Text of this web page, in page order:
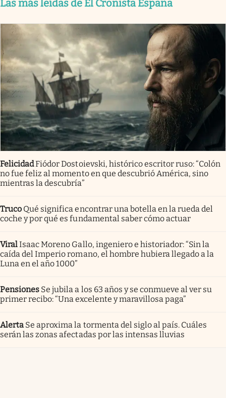
Las más leídas de El Cronista España
FelicidadFiódor Dostoievski, histórico escritor ruso: “Colón
no fue feliz al momento en que descubrió América, sino
mientras la descubría”
Truco Qué significa encontrar una botella en la rueda del
coche y por qué es fundamental saber cómo actuar
ViralIsaac Moreno Gallo, ingeniero e historiador: “Sin la
caída del Imperio romano, el hombre hubiera llegado a la
Luna en el año 1000”
Pensiones Se jubila a los 63 años y se conmueve al ver su
primer recibo: “Una excelente y maravillosa paga”
Alerta Se aproxima la tormenta del siglo al país. Cuáles
serán las zonas afectadas por las intensas lluvias